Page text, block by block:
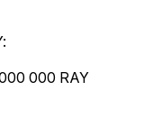
000 000 RAY